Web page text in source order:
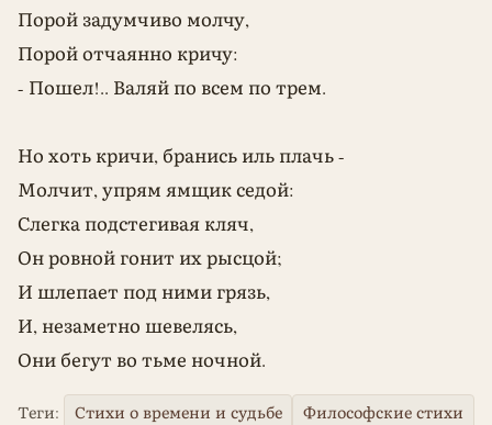
Порой задумчиво молчу,
Порой отчаянно кричу:
- Пошел!.. Валяй по всем по трем.
Но хоть кричи, бранись иль плачь -
Молчит, упрям ямщик седой:
Слегка подстегивая кляч,
Он ровной гонит их рысцой;
И шлепает под ними грязь,
И, незаметно шевелясь,
Они бегут во тьме ночной.
Теги: Стихи о времени и судьбе
Философские стихи